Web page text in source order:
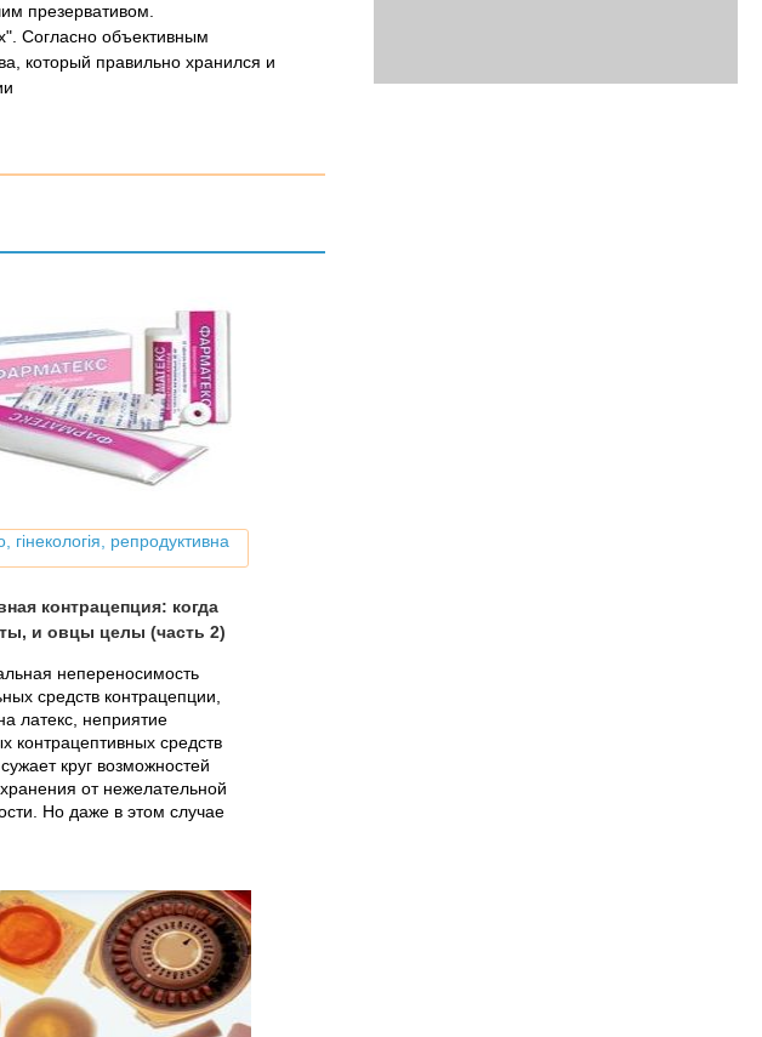
презервативом.
Согласно объективным
который правильно хранился и
гінекологія, репродуктивна
контрацепция: когда
и овцы целы (часть 2)
непереносимость
средств контрацепции,
латекс, неприятие
контрацептивных средств
круг возможностей
от нежелательной
Но даже в этом случае